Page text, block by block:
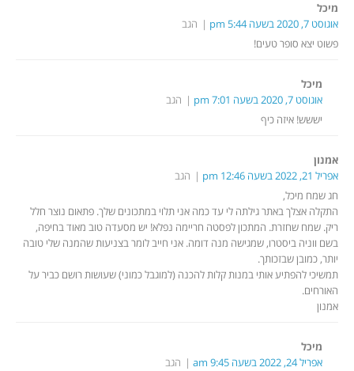
מיכל
אוגוסט 7, 2020 בשעה 5:44 pm
הגב
פשוט יצא סופר טעים!
מיכל
אוגוסט 7, 2020 בשעה 7:01 pm
הגב
יששש! איזה כיף
אמנון
אפריל 21, 2022 בשעה 12:46 pm
הגב
חג שמח מיכל,
התקלה אצלך באתר גילתה לי עד כמה אני תלוי במתכונים שלך. פתאום נוצר חלל
ריק. שמח שחזרת. המתכון לפסטה חריימה נפלא! יש מסעדה טוב מאוד בחיפה,
בשם ווניה ביסטרו, שמגישה מנה דומה. אני חייב לומר בצניעות שהמנה שלי טובה
יותר, כמובן שבזכותך.
תמשיכי להפתיע אותי במנות קלות להכנה (למוגבל כמוני) שעושות רושם כביר על
האורחים.
אמנון
מיכל
אפריל 24, 2022 בשעה 9:45 am
הגב